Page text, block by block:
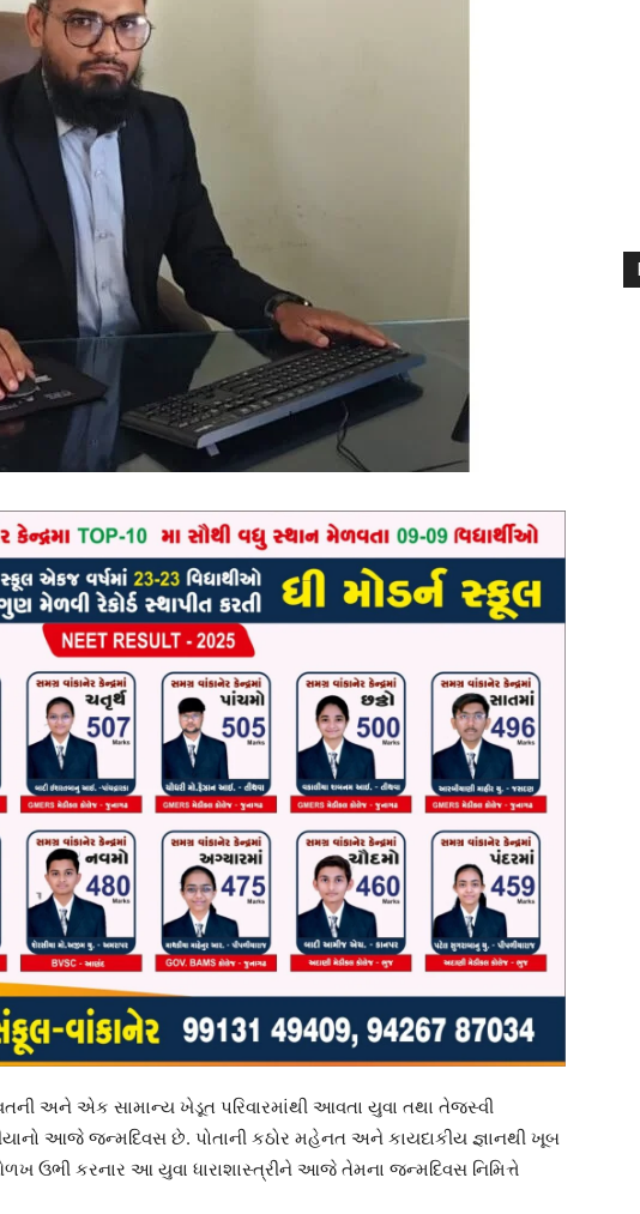
વતની અને એક સામાન્ય ખેડૂત પરિવારમાંથી આવતા યુવા તથા તેજસ્વી
આજે જન્મદિવસ છે. પોતાની કઠોર મહેનત અને કાયદાકીય જ્ઞાનથી ખૂબ
ઉભી કરનાર આ યુવા ધારાશાસ્ત્રીને આજે તેમના જન્મદિવસ નિમિત્તે